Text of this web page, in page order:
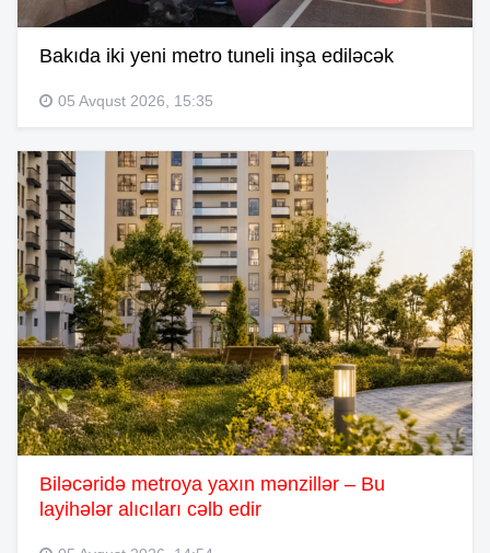
Bakıda iki yeni metro tuneli inşa ediləcək
05 Avqust 2026, 15:35
Biləcəridə metroya yaxın mənzillər – Bu
layihələr alıcıları cəlb edir